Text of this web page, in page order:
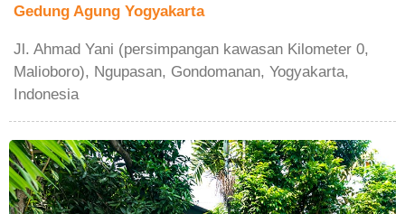
Gedung Agung Yogyakarta
Jl. Ahmad Yani (persimpangan kawasan Kilometer 0,
Malioboro), Ngupasan, Gondomanan, Yogyakarta,
Indonesia